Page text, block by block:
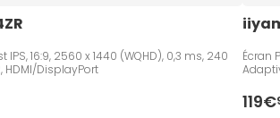
IPS, 16:9, 2560 x 1440 (WQHD), 0,3 ms, 240
HDMI/DisplayPort
Écran PC 23.8", Fast IPS,
119€